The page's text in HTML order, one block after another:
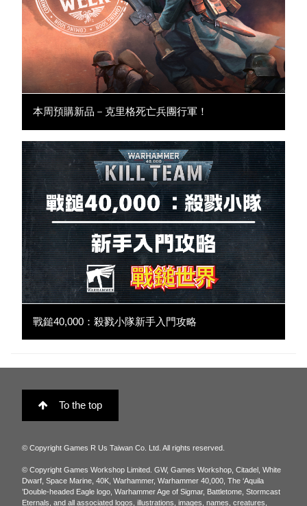
本周預購新品－克里格死亡兵團行軍！
戰鎚40,000：殺戮小隊新手入門攻略
To the top
© Copyright Games R Us Taiwan Co. Ltd. All rights reserved.
© Copyright Games Workshop Limited. GW, Games Workshop, Citadel, White
Dwarf, Space Marine, 40K, Warhammer, Warhammer 40,000, The ‘Aquila
’Double-headed Eagle logo, Warhammer Age of Sigmar, Battletome, Stormcast
Eternals, and all associated logos, illustrations, images, names, creatures,